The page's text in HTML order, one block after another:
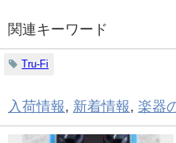
関連キーワード
Tru-Fi
入荷情報 新着情報 楽器